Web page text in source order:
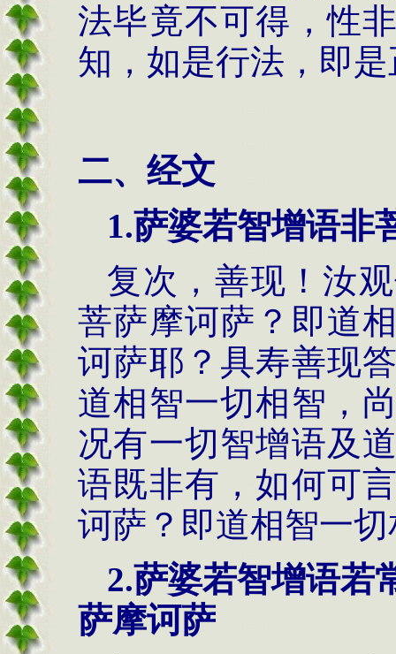
法毕竟不可得，性
知，如是行法，即
二、经文
1.萨婆若智增语非
复次，善现！汝
菩萨摩诃萨？即道
诃萨耶？具寿善现
道相智一切相智，
况有一切智增语及
语既非有，如何可
诃萨？即道相智一
2.萨婆若智增语若
萨摩诃萨